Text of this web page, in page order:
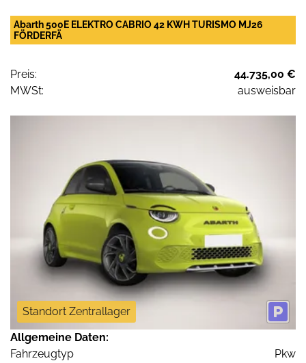
Abarth 500E ELEKTRO CABRIO 42 KWH TURISMO MJ26
FÖRDERFÄ
Preis:
44.735,00 €
MWSt:
ausweisbar
Standort Zentrallager
Allgemeine Daten:
Fahrzeugtyp
Pkw